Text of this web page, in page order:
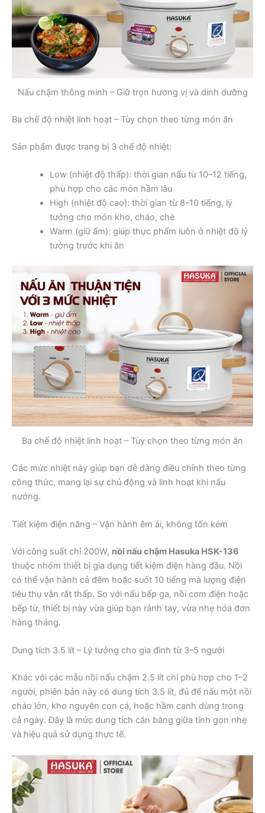
Nấu chậm thông minh – Giữ trọn hương vị và dinh dưỡng
Ba chế độ nhiệt linh hoạt – Tùy chọn theo từng món ăn
Sản phẩm được trang bị 3 chế độ nhiệt:
Low (nhiệt độ thấp): thời gian nấu từ 10–12 tiếng,
phù hợp cho các món hầm lâu
High (nhiệt độ cao): thời gian từ 8–10 tiếng, lý
tưởng cho món kho, cháo, chè
Warm (giữ ấm): giúp thực phẩm luôn ở nhiệt độ lý
tưởng trước khi ăn
Ba chế độ nhiệt linh hoạt – Tùy chọn theo từng món ăn
Các mức nhiệt này giúp bạn dễ dàng điều chỉnh theo từng
công thức, mang lại sự chủ động và linh hoạt khi nấu
nướng.
Tiết kiệm điện năng – Vận hành êm ái, không tốn kém
Với công suất chỉ 200W, nồi nấu chậm Hasuka HSK-136
thuộc nhóm thiết bị gia dụng tiết kiệm điện hàng đầu. Nồi
có thể vận hành cả đêm hoặc suốt 10 tiếng mà lượng điện
tiêu thụ vẫn rất thấp. So với nấu bếp ga, nồi cơm điện hoặc
bếp từ, thiết bị này vừa giúp bạn rảnh tay, vừa nhẹ hóa đơn
hàng tháng.
Dung tích 3.5 lít – Lý tưởng cho gia đình từ 3–5 người
Khác với các mẫu nồi nấu chậm 2.5 lít chỉ phù hợp cho 1–2
người, phiên bản này có dung tích 3.5 lít, đủ để nấu một nồi
cháo lớn, kho nguyên con cá, hoặc hầm canh dùng trong
cả ngày. Đây là mức dung tích cân bằng giữa tính gọn nhẹ
và hiệu quả sử dụng thực tế.